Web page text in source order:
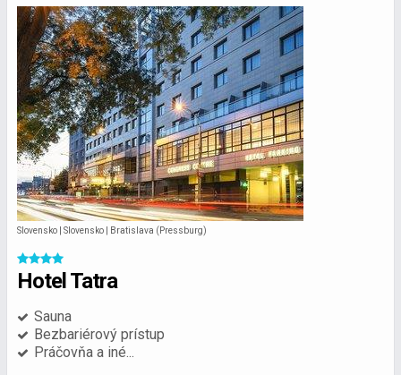
Slovensko | Slovensko | Bratislava (Pressburg)
Hotel Tatra
Sauna
Bezbariérový prístup
Práčovňa a iné...